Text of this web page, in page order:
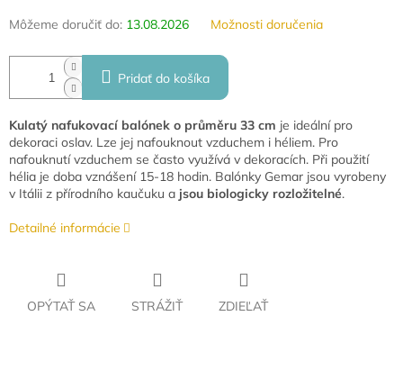
Môžeme doručiť do: 13.08.2026 Možnosti doručenia
Pridať do košíka
Kulatý nafukovací balónek o průměru 33 cm je ideální pro
dekoraci oslav. Lze jej nafouknout vzduchem i héliem. Pro
nafouknutí vzduchem se často využívá v dekoracích. Při použití
hélia je doba vznášení 15-18 hodin. Balónky Gemar jsou vyrobeny
v Itálii z přírodního kaučuku a jsou biologicky rozložitelné.
Detailné informácie
OPÝTAŤ SA STRÁŽIŤ ZDIEĽAŤ